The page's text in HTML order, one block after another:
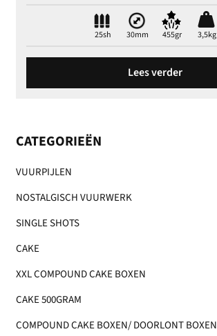
25sh 30mm 455gr 3,5kg
Lees verder
CATEGORIEËN
VUURPIJLEN
NOSTALGISCH VUURWERK
SINGLE SHOTS
CAKE
XXL COMPOUND CAKE BOXEN
CAKE 500GRAM
COMPOUND CAKE BOXEN/ DOORLONT BOXEN